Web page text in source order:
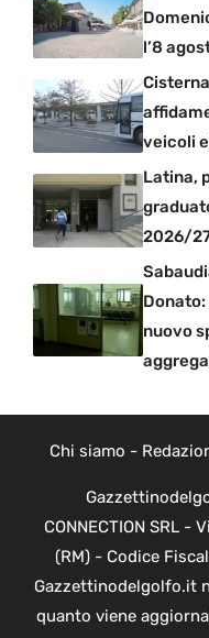
l’8
veicoli
Latina,
2026/
nuovo
Chi siamo -
CONNECTION SRL -
(RM) - Codice
Gazzettinodelgolfo.it
quanto viene